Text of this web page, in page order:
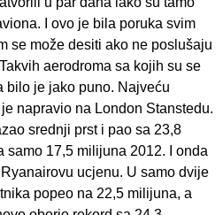
I ovo je bila poruka svim
se može desiti ako ne poslušaju
aerodroma sa kojih su se
bilo je jako puno. Najveću
napravio na London Stanstedu.
srednji prst i pao sa 23,8
samo 17,5 milijuna 2012. I onda
ucjenu. U samo dvije
popeo na 22,5 milijuna, a